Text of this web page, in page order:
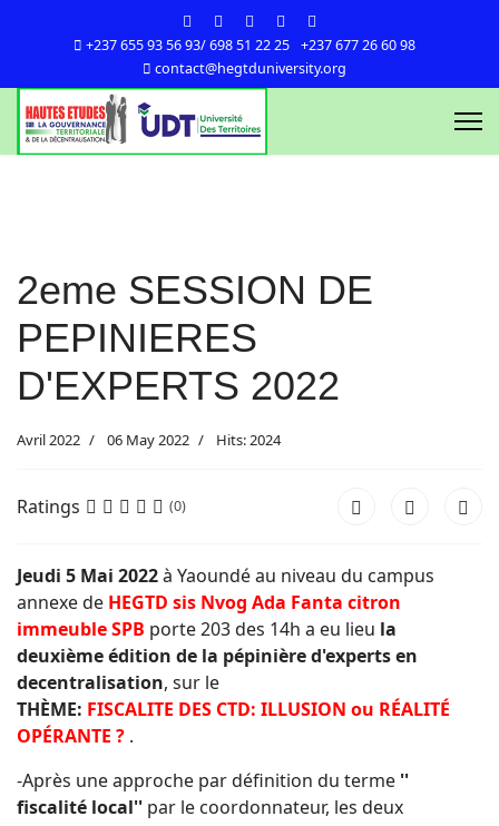
+237 655 93 56 93/ 698 51 22 25
+237 677 26 60 98
contact@hegtduniversity.org
2eme SESSION DE
PEPINIERES
D'EXPERTS 2022
Avril 2022 06 May 2022 Hits: 2024
Ratings (0)
Jeudi 5 Mai 2022à Yaoundé au niveau du campus
annexe de HEGTD sis Nvog Ada Fanta citron
immeuble SPB porte 203 des 14h a eu lieu la
deuxième édition de la pépinière d'experts en
decentralisation, sur le
THÈME: FISCALITE DES CTD: ILLUSION ou RÉALITÉ
OPÉRANTE ? .
-Après une approche par définition du terme ''
fiscalité local'' par le coordonnateur, les deux